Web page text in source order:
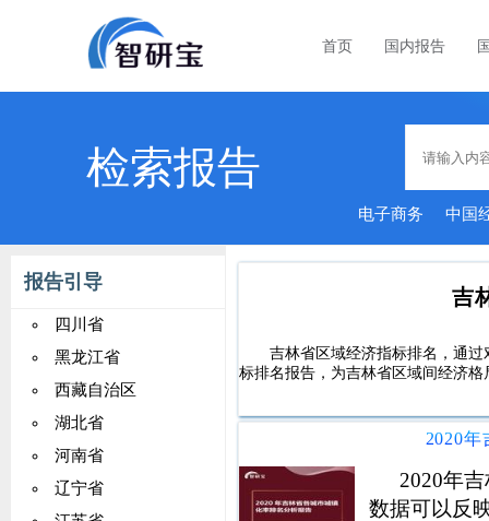
首页 国内报告
检索报告
电子商务 中国
报告引导
四川省
黑龙江省
西藏自治区
湖北省
河南省
辽宁省
吉
吉林省区域经济指标排名，通
标排名报告，为吉林省区域间经济格
2020
2020年
数据可以反